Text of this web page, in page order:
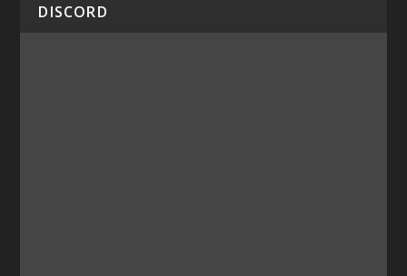
DISCORD